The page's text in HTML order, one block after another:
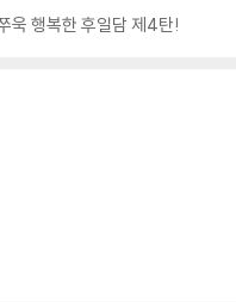
욱 행복한 후일담 제4탄!